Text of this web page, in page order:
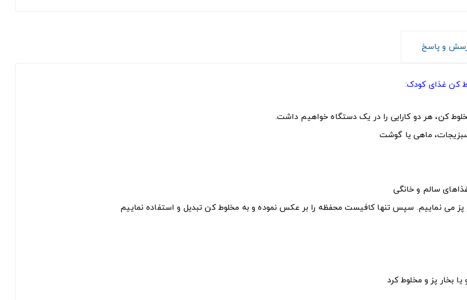
و پاسخ
کن غذای کودک:
کن، هر دو کارایی را در یک دستگاه خواهیم داشت.
سبزیجات، ماهی یا گوشت
سالم و خانگی
پز می نماییم. سپس تنها کافیست محفظه را بر عکس نموده و به مخلوط کن تبدیل و استفاده نماییم
بخار پز و مخلوط کرد